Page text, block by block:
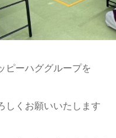
ピーハググループを
しくお願いいたします